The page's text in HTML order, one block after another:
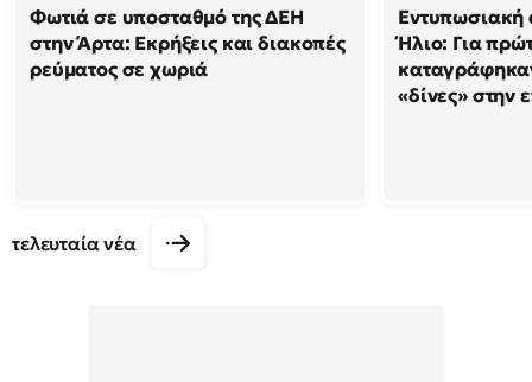
Φωτιά σε υποσταθμό της ΔΕΗ
στην Άρτα: Εκρήξεις και διακοπές
ρεύματος σε χωριά
Ήλιο: Για
«δίνες» στην
τελευταία νέα